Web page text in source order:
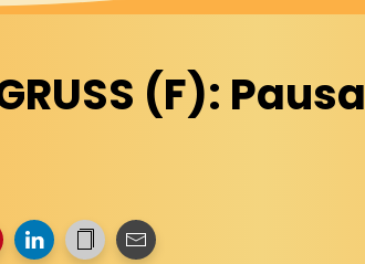
(F): Pausa